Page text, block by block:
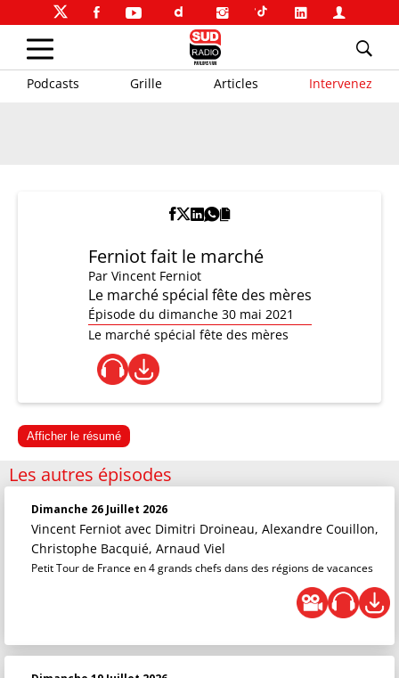
Podcasts Grille Articles Intervenez
Ferniot fait le marché
Par Vincent Ferniot
Le marché spécial fête des mères
Épisode du dimanche 30 mai 2021
Le marché spécial fête des mères
Afficher le résumé
Les autres épisodes
Dimanche 26 Juillet 2026
Vincent Ferniot avec Dimitri Droineau, Alexandre Couillon,
Christophe Bacquié, Arnaud Viel
Petit Tour de France en 4 grands chefs dans des régions de vacances